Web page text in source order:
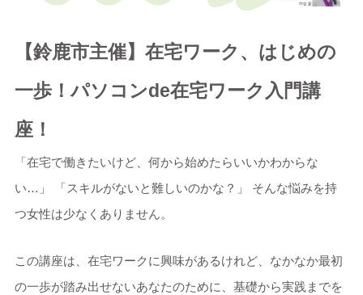
【鈴鹿市主催】在宅ワーク、はじめの
一歩！パソコンde在宅ワーク入門講
座！
「在宅で働きたいけど、何から始めたらいいかわからな
い…」 「スキルがないと難しいのかな？」 そんな悩みを持
つ女性は少なくありません。
この講座は、在宅ワークに興味があるけれど、なかなか最初
の一歩が踏み出せないあなたのために、基礎から実践までを